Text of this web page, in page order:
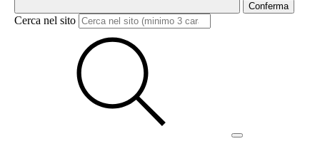
Conferma
Cerca nel sito